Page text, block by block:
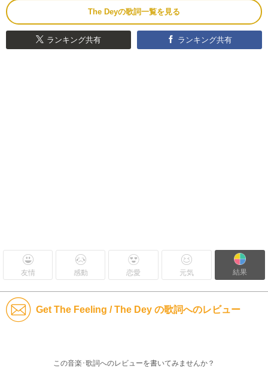
The Deyの歌詞一覧を見る
ランキング共有 ランキング共有
友情 感動 恋愛 元気 結果
Get The Feeling / The Dey の歌詞へのレビュー
この音楽･歌詞へのレビューを書いてみませんか？